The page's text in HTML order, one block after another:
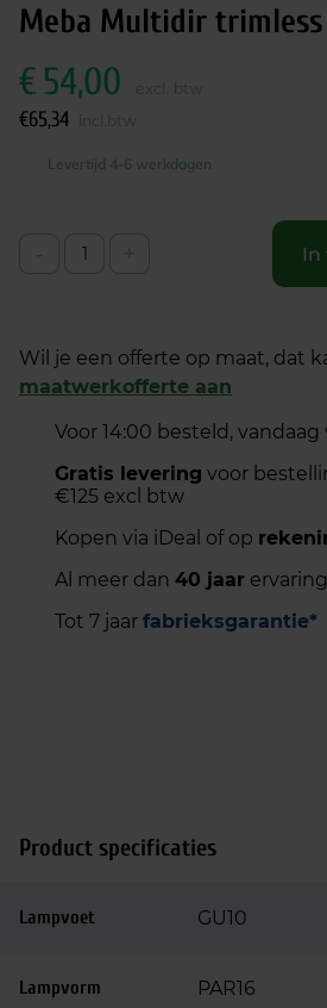
Meba Multidir trimless
€54,00
€65,34
Levertijd 4-6 werkdagen
In
Wil je een offerte op maat, dat
maatwerkofferte aan
Voor 14:00 besteld,
Gratis levering voor
€125 excl btw
Kopen via iDeal of op
Al meer dan 40 jaar
Tot 7 jaar fabrieksgarantie*
Product specificaties
Lampvoet GU10
Lampvorm PAR16